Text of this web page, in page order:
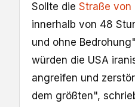
Sollte die Straße von
innerhalb von 48
und ohne
würden die USA
angreifen und
dem größten",